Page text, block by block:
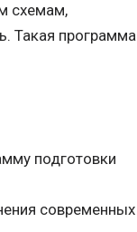
схемам,
Такая программа
подготовки
современных